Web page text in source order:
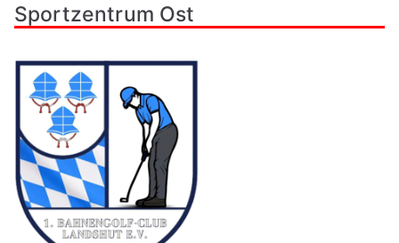
Sportzentrum Ost